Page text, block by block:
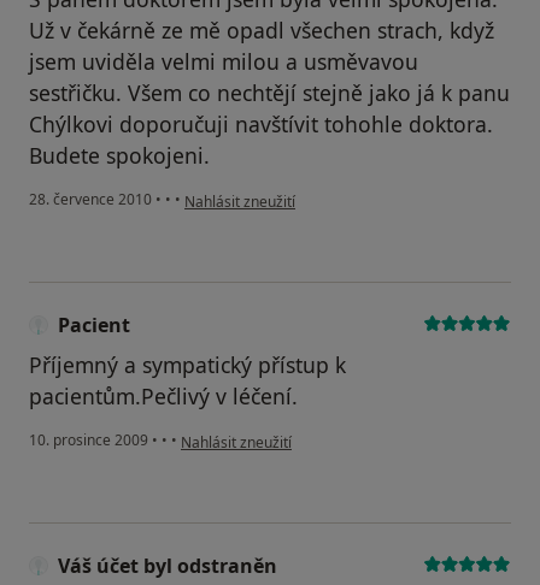
Už v čekárně ze mě opadl všechen strach, když
jsem uviděla velmi milou a usměvavou
sestřičku. Všem co nechtějí stejně jako já k panu
Chýlkovi doporučuji navštívit tohohle doktora.
Budete spokojeni.
28. července 2010 • • • podle názoru uživatele Pacient
Nahlásit zneužití
Pacient
Příjemný a sympatický přístup k
pacientům.Pečlivý v léčení.
10. prosince 2009 • • • podle názoru uživatele Pacient
Nahlásit zneužití
Váš účet byl odstraněn